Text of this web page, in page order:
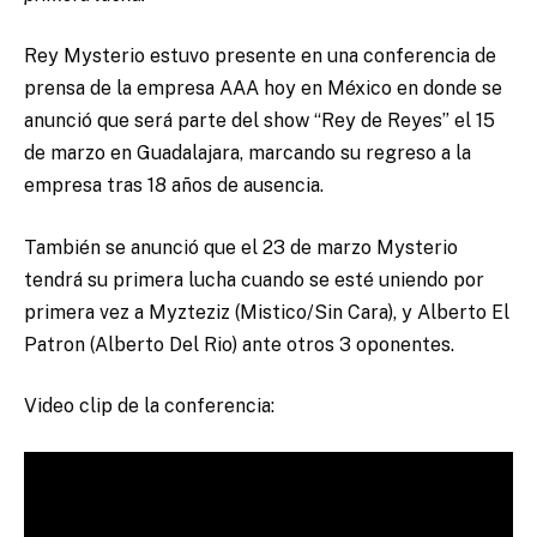
Rey Mysterio estuvo presente en una conferencia de
prensa de la empresa AAA hoy en México en donde se
anunció que será parte del show “Rey de Reyes” el 15
de marzo en Guadalajara, marcando su regreso a la
empresa tras 18 años de ausencia.
También se anunció que el 23 de marzo Mysterio
tendrá su primera lucha cuando se esté uniendo por
primera vez a Myzteziz (Mistico/Sin Cara), y Alberto El
Patron (Alberto Del Rio) ante otros 3 oponentes.
Video clip de la conferencia: